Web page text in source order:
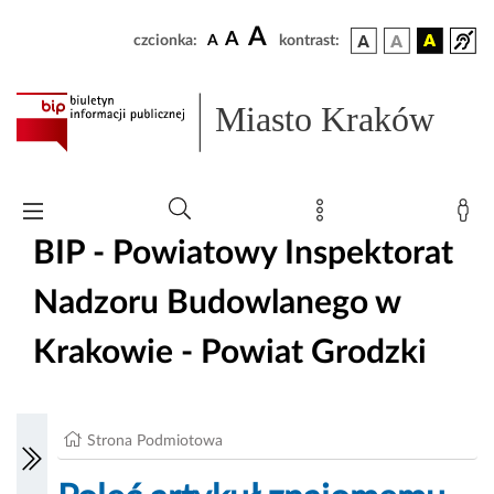
czcionka: A A A kontrast:
Miasto Kraków
BIP - Powiatowy Inspektorat
Nadzoru Budowlanego w
Krakowie - Powiat Grodzki
Strona Podmiotowa